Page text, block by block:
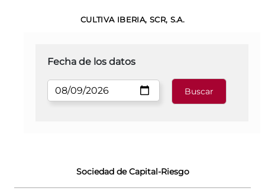
CULTIVA IBERIA, SCR, S.A.
Fecha de los datos
Sociedad de Capital-Riesgo